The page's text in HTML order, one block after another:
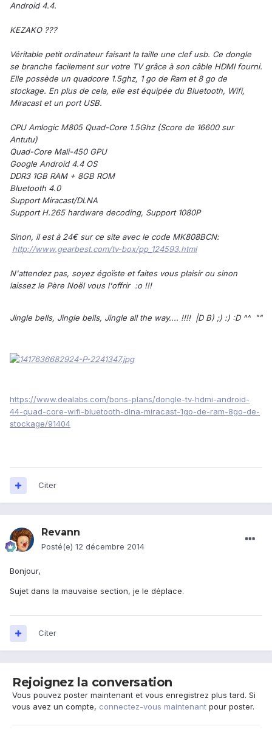
Android 4.4.
KEZAKO ???
Véritable petit ordinateur faisant la taille une clef usb. Ce dongle
se branche facilement sur votre TV grâce à son câble HDMI fourni.
Elle possède un quadcore 1.5ghz, 1 go de Ram et 8 go de
stockage. En plus de cela, elle est équipée du Bluetooth, Wifi,
Miracast et un port USB.
CPU Amlogic M805 Quad-Core 1.5Ghz (Score de 16600 sur
Antutu)
Quad-Core Mali-450 GPU
Google Android 4.4 OS
DDR3 1GB RAM + 8GB ROM
Bluetooth 4.0
Support Miracast/DLNA
Support H.265 hardware decoding, Support 1080P
Sinon, il est à 24€ sur ce site avec le code MK808BCN:
http://www.gearbest.com/tv-box/pp_124593.html
N'attendez pas, soyez égoïste et faites vous plaisir ou sinon
laissez le Père Noël vous l'offrir :o !!!
Jingle bells, Jingle bells, Jingle all the way.... !!!! |D B) ;) :) :D ^^ ""
https://www.dealabs.com/bons-plans/dongle-tv-hdmi-android-
44-quad-core-wifi-bluetooth-dlna-miracast-1go-de-ram-8go-de-
stockage/91404
Citer
Revann
Posté(e) 12 décembre 2014
Bonjour,
Sujet dans la mauvaise section, je le déplace.
Citer
Rejoignez la conversation
Vous pouvez poster maintenant et vous enregistrez plus tard. Si
vous avez un compte, connectez-vous maintenant pour poster.